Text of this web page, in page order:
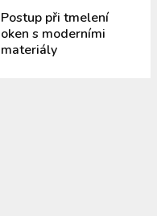
Postup při tmelení
oken s moderními
materiály